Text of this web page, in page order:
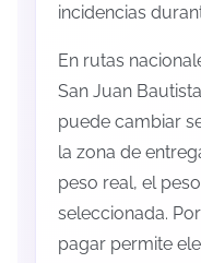
incidencias
En rutas
San Juan
puede cambiar
la zona de
peso real, el
seleccionada.
pagar permite